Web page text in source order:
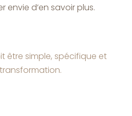
envie d’en savoir plus.
être simple, spécifique et